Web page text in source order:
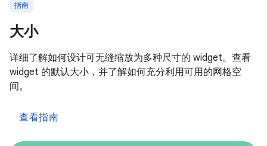
指南
大小
详细了解如何设计可无缝缩放为多种尺寸的 widget。查看
widget 的默认大小，并了解如何充分利用可用的网格空
间。
查看指南